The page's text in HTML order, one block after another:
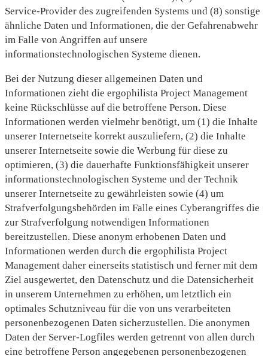
Service-Provider des zugreifenden Systems und (8) sonstige
ähnliche Daten und Informationen, die der Gefahrenabwehr
im Falle von Angriffen auf unsere
informationstechnologischen Systeme dienen.
Bei der Nutzung dieser allgemeinen Daten und
Informationen zieht die ergophilista Project Management
keine Rückschlüsse auf die betroffene Person. Diese
Informationen werden vielmehr benötigt, um (1) die Inhalte
unserer Internetseite korrekt auszuliefern, (2) die Inhalte
unserer Internetseite sowie die Werbung für diese zu
optimieren, (3) die dauerhafte Funktionsfähigkeit unserer
informationstechnologischen Systeme und der Technik
unserer Internetseite zu gewährleisten sowie (4) um
Strafverfolgungsbehörden im Falle eines Cyberangriffes die
zur Strafverfolgung notwendigen Informationen
bereitzustellen. Diese anonym erhobenen Daten und
Informationen werden durch die ergophilista Project
Management daher einerseits statistisch und ferner mit dem
Ziel ausgewertet, den Datenschutz und die Datensicherheit
in unserem Unternehmen zu erhöhen, um letztlich ein
optimales Schutzniveau für die von uns verarbeiteten
personenbezogenen Daten sicherzustellen. Die anonymen
Daten der Server-Logfiles werden getrennt von allen durch
eine betroffene Person angegebenen personenbezogenen